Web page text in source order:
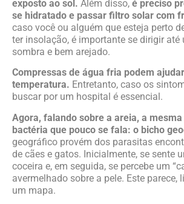
exposto ao sol. Além disso, é preciso
se hidratado e passar filtro solar com
caso você ou alguém que esteja perto
ter insolação, é importante se dirigir até
sombra e bem arejado.
Compressas de água fria podem
temperatura. Entretanto, caso os
buscar por um hospital é essencial.
Agora, falando sobre a areia, a
bactéria que pouco se fala: o bicho
geográfico provém dos parasitas
de cães e gatos. Inicialmente, se sente
coceira e, em seguida, se percebe um
avermelhado sobre a pele. Este parece,
um mapa.